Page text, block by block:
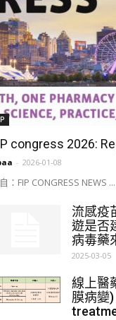
congress 2026:
- 2026-01-08
：FIP CONGRESS NEWS ...
流感疫
遊是否
病毒藥
2025-03-05
線上醫
膜病變